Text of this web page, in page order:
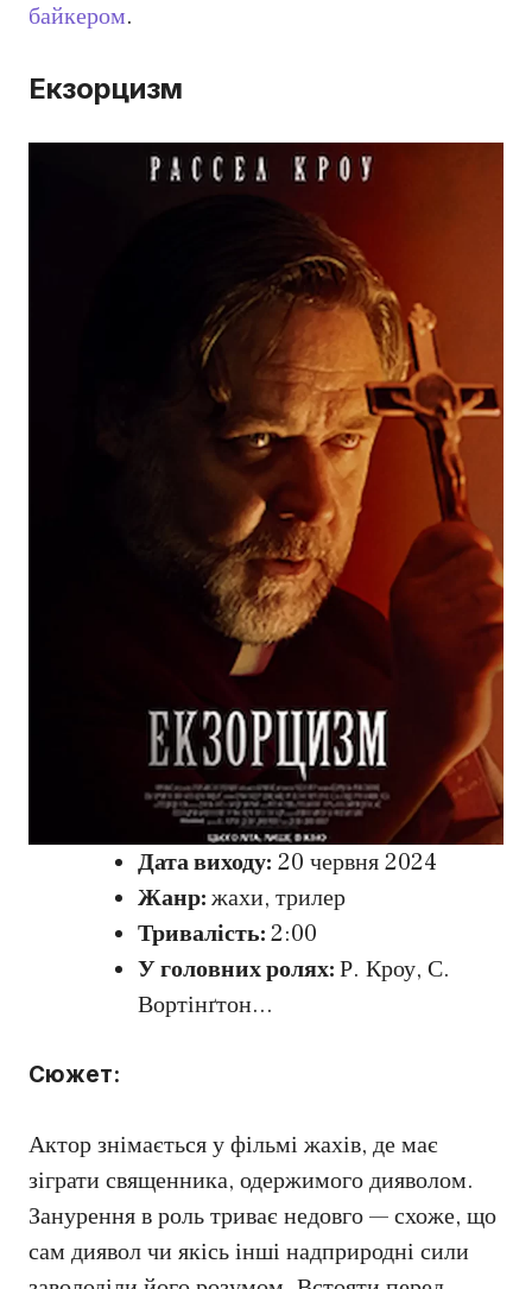
байкером.
Екзорцизм
Дата виходу: 20 червня 2024
Жанр:жахи, трилер
Тривалість:2:00
У головних ролях:Р. Кроу, С.
Вортінґтон…
Сюжет:
Актор знімається у фільмі жахів, де має
зіграти священника, одержимого дияволом.
Занурення в роль триває недовго — схоже, що
сам диявол чи якісь інші надприродні сили